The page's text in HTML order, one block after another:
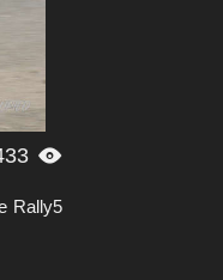

Rally5